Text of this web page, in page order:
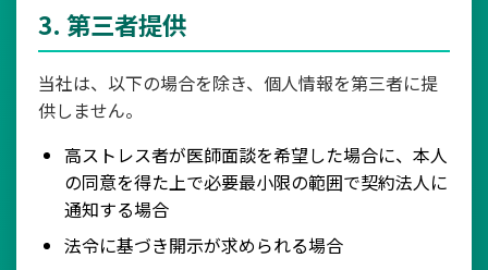
3. 第三者提供
当社は、以下の場合を除き、個人情報を第三者に提
供しません。
高ストレス者が医師面談を希望した場合に、本人
の同意を得た上で必要最小限の範囲で契約法人に
通知する場合
法令に基づき開示が求められる場合